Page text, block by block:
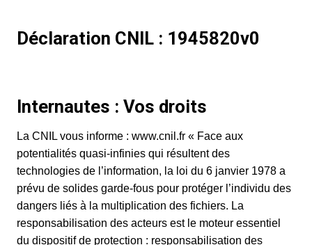
Déclaration CNIL : 1945820v0
Internautes : Vos droits
La CNIL vous informe : www.cnil.fr « Face aux
potentialités quasi-infinies qui résultent des
technologies de l’information, la loi du 6 janvier 1978 a
prévu de solides garde-fous pour protéger l’individu des
dangers liés à la multiplication des fichiers. La
responsabilisation des acteurs est le moteur essentiel
du dispositif de protection : responsabilisation des